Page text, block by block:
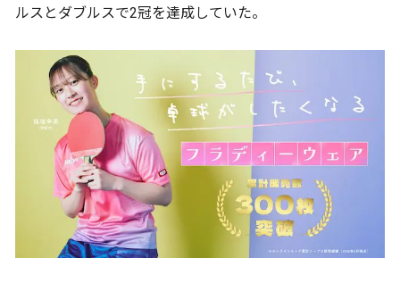
ルスとダブルスで2冠を達成していた。